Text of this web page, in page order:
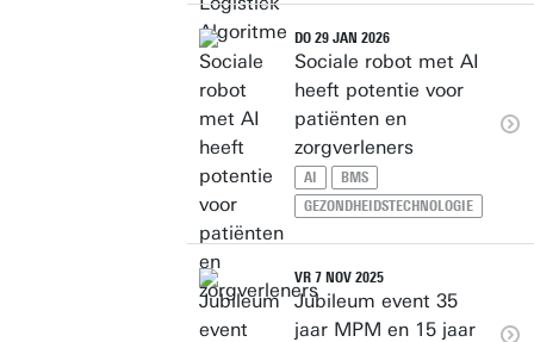
DO 29 JAN 2026
Sociale robot met AI
heeft potentie voor
patiënten en
zorgverleners
AI
BMS
GEZONDHEIDSTECHNOLOGIE
VR 7 NOV 2025
Jubileum event 35
jaar MPM en 15 jaar